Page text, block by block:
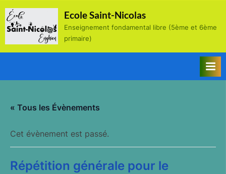
Skip
to
content
Ecole Saint-Nicolas
Enseignement fondamental libre (5ème et 6ème
primaire)
« Tous les Évènements
Cet évènement est passé.
Répétition générale pour le